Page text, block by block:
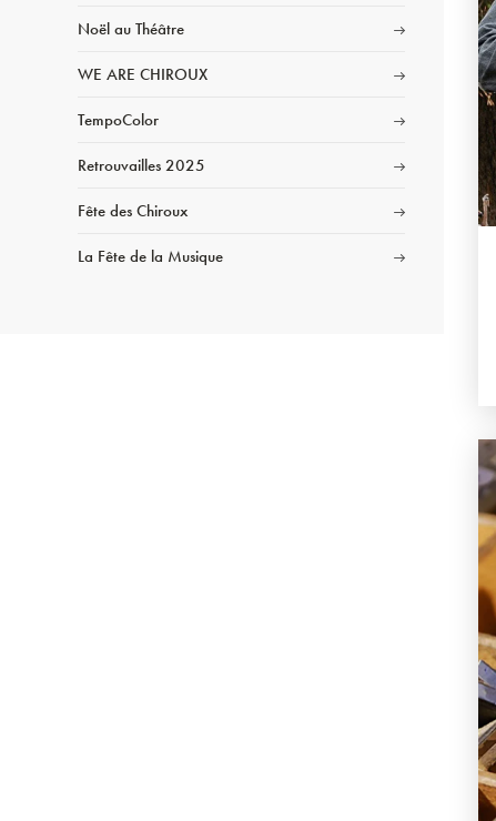
Noël au Théâtre
WE ARE CHIROUX
TempoColor
Retrouvailles 2025
Fête des Chiroux
La Fête de la Musique